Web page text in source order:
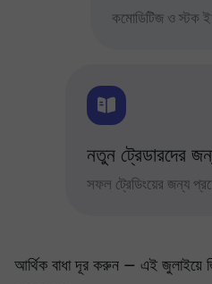
কমোডিটিজ ও স্টক
নতুন ট্রেডারদের
সফল ট্রেডিংয়ের জন্য
আর্থিক বাধা দূর করুন — এই জুলাইয়ে